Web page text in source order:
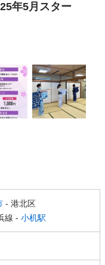
年5月スター
- 港北区
線 - 小机駅